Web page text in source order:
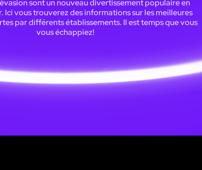
sont un nouveau divertissement populaire en
Ici vous trouverez des informations sur les meilleures
par différents établissements. Il est temps que vous
vous échappiez!